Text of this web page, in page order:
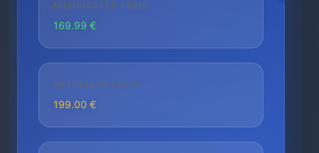
NIEDRIGSTER PREIS
169.99 €
AKTUELLER PREIS
199.00 €